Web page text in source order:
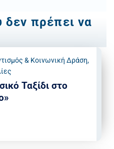
πρέπει να
& Κοινωνική Δράση,
Ταξίδι στο